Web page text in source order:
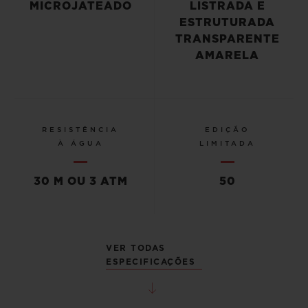
MICROJATEADO
LISTRADA E
ESTRUTURADA
TRANSPARENTE
AMARELA
RESISTÊNCIA
À ÁGUA
30 M OU 3 ATM
EDIÇÃO
LIMITADA
50
VER TODAS
ESPECIFICAÇÕES